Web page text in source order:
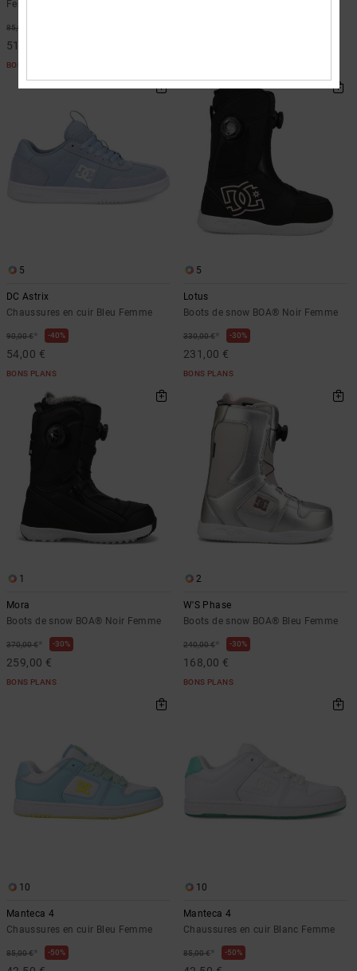
Femme
85,00 €
51,00 €
BONS PLANS
5
DC Astrix
Chaussures en cuir Bleu Femme
90,00 €* 40%
54,00 €
BONS PLANS
5
Lotus
Boots de snow BOA® Noir Femme
330,00 €* 30%
231,00 €
BONS PLANS
1
Mora
Boots de snow BOA® Noir Femme
370,00 €* 30%
259,00 €
BONS PLANS
2
W'S Phase
Boots de snow BOA® Bleu Femme
240,00 €* 30%
168,00 €
BONS PLANS
10
Manteca 4
Chaussures en cuir Bleu Femme
85,00 €* 50%
10
Manteca 4
Chaussures en cuir Blanc Femme
85,00 €* 50%